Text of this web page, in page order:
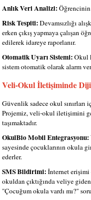
Anlık Veri Analizi:
Risk Tespiti:Devamsızlığı
erken çıkış yapmaya çalışan
edilerek idareye raporlanır.
Otomatik Uyarı Sistemi:Okul
sistem otomatik olarak alarm
Veli-Okul İletişiminde
Güvenlik sadece okul
Projemiz, veli-okul iletişimini
taşımaktadır.
OkulBio Mobil Entegrasyonu:
sayesinde çocuklarının okula
ederler.
SMS Bildirimi:İnternet
okuldan çıktığında veliye
"Çocuğum okula vardı mı?"